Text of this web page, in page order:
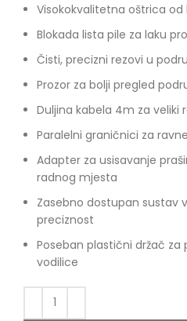
Visokokvalitetna oštrica
Blokada lista pile za laku
Čisti, precizni rezovi u
Prozor za bolji pregled
Duljina kabela 4m za veliki
Paralelni graničnici za
Adapter za usisavanje
radnog mjesta
Zasebno dostupan sustav
preciznost
Poseban plastični držač
vodilice